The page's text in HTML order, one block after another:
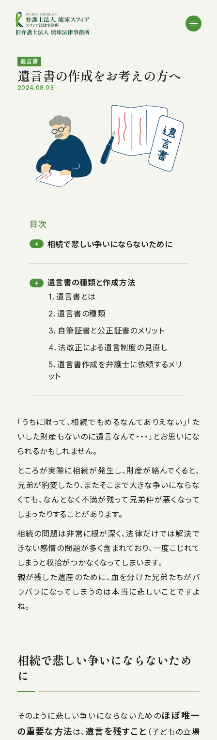
遺言書
遺言書の作成をお考えの方へ
2024.08.03
目次
相続で悲しい争いにならないために
遺言書の種類と作成方法
1．遺言書とは
2．遺言書の種類
3．自筆証書と公正証書のメリット
4．法改正による遺言制度の見直し
5．遺言書作成を弁護士に依頼するメリ
ット
「うちに限って、相続でもめるなんてありえない」「た
いした財産もないのに遺言なんて・・・」とお思いにな
られるかもしれません。
ところが実際に相続が発生し、財産が絡んでくると、
兄弟が豹変したり、またそこまで大きな争いにならな
くても、なんとなく不満が残って兄弟仲が悪くなって
しまったりすることがあります。
相続の問題は非常に根が深く、法律だけでは解決で
きない感情の問題が多く含まれており、一度こじれて
しまうと収拾がつかなくなってしまいます。
親が残した遺産のために、血を分けた兄弟たちがバ
ラバラになってしまうのは本当に悲しいことですよ
ね。
相続で悲しい争いにならないため
に
そのように悲しい争いにならないためのほぼ唯一
の重要な方法は、 遺言を残すこと （子どもの立場